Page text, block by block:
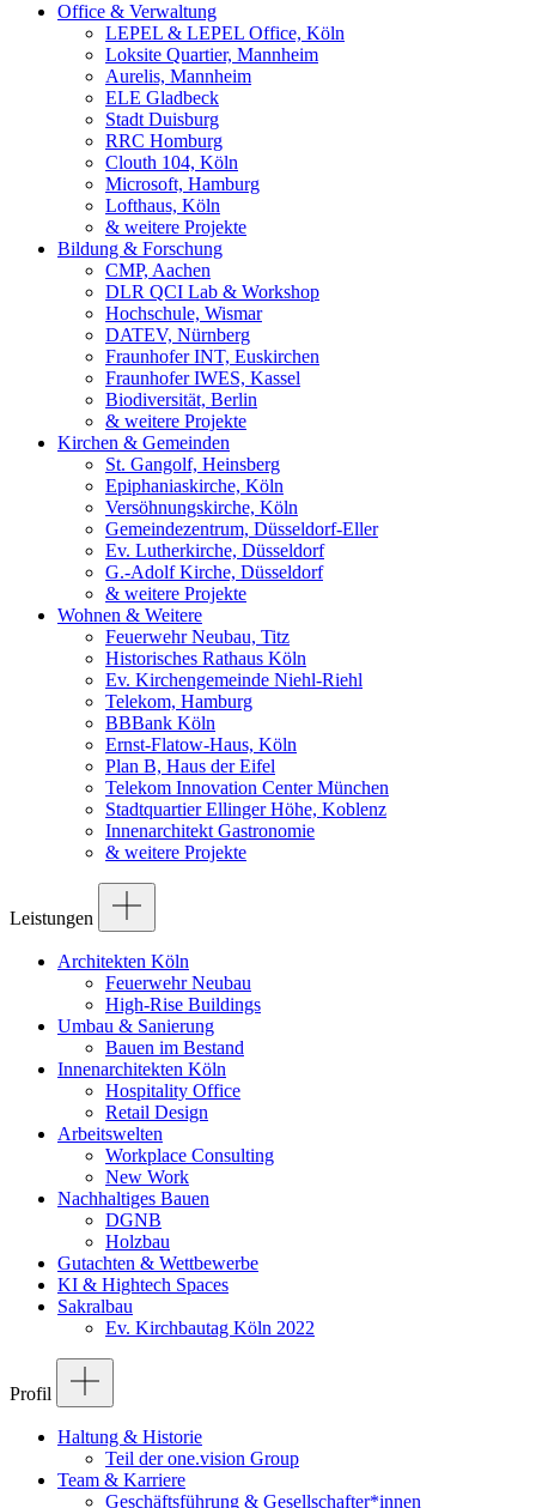
Office & Verwaltung
LEPEL & LEPEL Office, Köln
Loksite Quartier, Mannheim
Aurelis, Mannheim
ELE Gladbeck
Stadt Duisburg
RRC Homburg
Clouth 104, Köln
Microsoft, Hamburg
Lofthaus, Köln
& weitere Projekte
Bildung & Forschung
CMP, Aachen
DLR QCI Lab & Workshop
Hochschule, Wismar
DATEV, Nürnberg
Fraunhofer INT, Euskirchen
Fraunhofer IWES, Kassel
Biodiversität, Berlin
& weitere Projekte
Kirchen & Gemeinden
St. Gangolf, Heinsberg
Epiphaniaskirche, Köln
Versöhnungskirche, Köln
Gemeindezentrum, Düsseldorf-Eller
Ev. Lutherkirche, Düsseldorf
G.-Adolf Kirche, Düsseldorf
& weitere Projekte
Wohnen & Weitere
Feuerwehr Neubau, Titz
Historisches Rathaus Köln
Ev. Kirchengemeinde Niehl-Riehl
Telekom, Hamburg
BBBank Köln
Ernst-Flatow-Haus, Köln
Plan B, Haus der Eifel
Telekom Innovation Center München
Stadtquartier Ellinger Höhe, Koblenz
Innenarchitekt Gastronomie
& weitere Projekte
Leistungen
Architekten Köln
Feuerwehr Neubau
High-Rise Buildings
Umbau & Sanierung
Bauen im Bestand
Innenarchitekten Köln
Hospitality Office
Retail Design
Arbeitswelten
Workplace Consulting
New Work
Nachhaltiges Bauen
DGNB
Holzbau
Gutachten & Wettbewerbe
KI & Hightech Spaces
Sakralbau
Ev. Kirchbautag Köln 2022
Profil
Haltung & Historie
Teil der one.vision Group
Team & Karriere
Geschäftsführung & Gesellschafter*innen